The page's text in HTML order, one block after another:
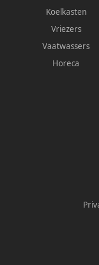
Koelkasten
Vriezers
Vaatwassers
Horeca